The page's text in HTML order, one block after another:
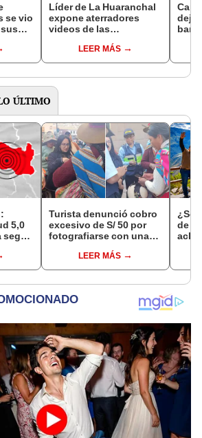
se vio
ido
Líder de La Huaranchal
expone aterradores
videos de las
S/20.000LEER MÁS
ÚLTIMO
5,0
según
Turista denunció cobro
excesivo de S/ 50 por
fotografiarse con una
Serenazgo recuperó el
dinero
LEER MÁS
¿Se
de